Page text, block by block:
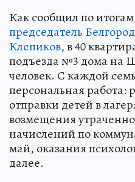
Как сообщил по
председатель
Клепиков, в 40
подъезда №3 дома на
человек. С каждой
персональная работа:
отправки детей в
возмещения
начислений по
май, оказания
далее.